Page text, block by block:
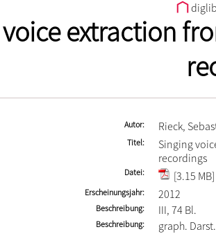
extraction
Autor Rieck,
Titel
Singing
recordings
Datei [3.15 MB]
Erscheinungsjahr 2012
Beschreibung III, 74 Bl.
Beschreibung graph. Darst.